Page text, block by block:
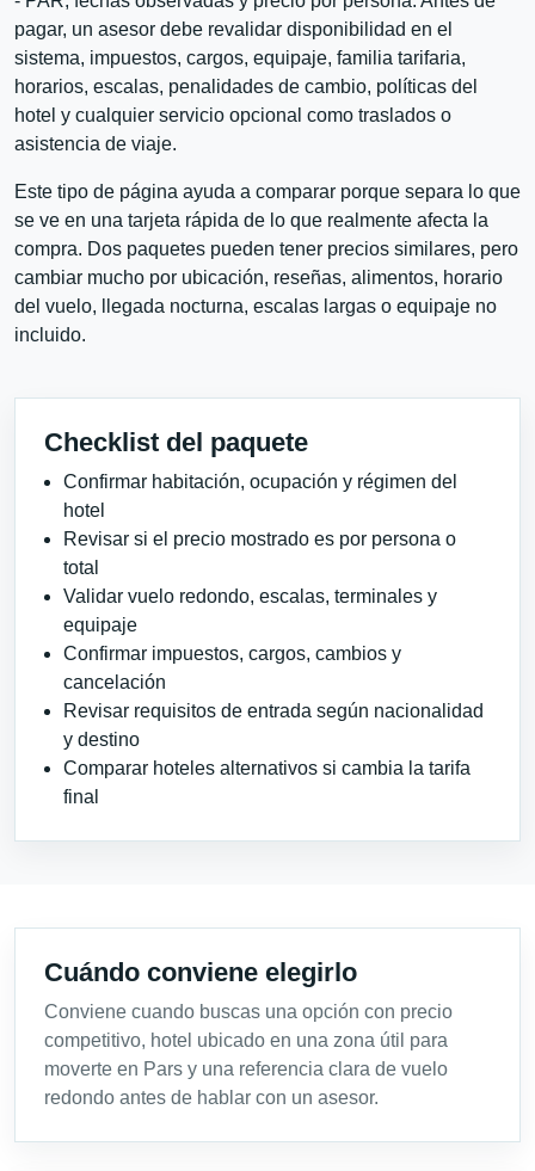
pagar, un asesor debe revalidar disponibilidad en el
sistema, impuestos, cargos, equipaje, familia tarifaria,
horarios, escalas, penalidades de cambio, políticas del
hotel y cualquier servicio opcional como traslados o
asistencia de viaje.
Este tipo de página ayuda a comparar porque separa lo que
se ve en una tarjeta rápida de lo que realmente afecta la
compra. Dos paquetes pueden tener precios similares, pero
cambiar mucho por ubicación, reseñas, alimentos, horario
del vuelo, llegada nocturna, escalas largas o equipaje no
incluido.
Checklist del paquete
Confirmar habitación, ocupación y régimen del
hotel
Revisar si el precio mostrado es por persona o
total
Validar vuelo redondo, escalas, terminales y
equipaje
Confirmar impuestos, cargos, cambios y
cancelación
Revisar requisitos de entrada según nacionalidad
y destino
Comparar hoteles alternativos si cambia la tarifa
final
Cuándo conviene elegirlo
Conviene cuando buscas una opción con precio
competitivo, hotel ubicado en una zona útil para
moverte en Pars y una referencia clara de vuelo
redondo antes de hablar con un asesor.